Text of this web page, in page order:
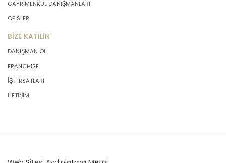
GAYRİMENKUL DANIŞMANLARI
OFİSLER
BİZE KATILIN
DANIŞMAN OL
FRANCHISE
İŞ FIRSATLARI
İLETİŞİM